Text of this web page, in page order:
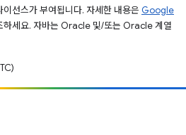
이선스가 부여됩니다. 자세한 내용은 Google
하세요. 자바는 Oracle 및/또는 Oracle 계열